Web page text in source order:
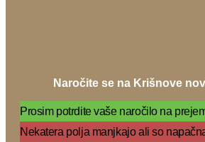
Naročite se na Krišnove
Prosim potrdite vaše naročilo na
Nekatera polja manjkajo ali so